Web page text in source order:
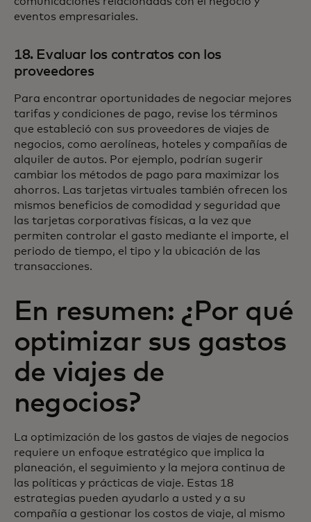
eventos empresariales.
18. Evaluar los contratos con los
proveedores
Para encontrar oportunidades de negociar mejores
tarifas y condiciones de pago, revise los términos
que estableció con sus proveedores de viajes de
negocios, como aerolíneas, hoteles y compañías de
alquiler de autos. Por ejemplo, podrían sugerir
cambiar los métodos de pago para maximizar los
ahorros. Las tarjetas virtuales también ofrecen los
mismos beneficios de comodidad y seguridad que
las tarjetas corporativas físicas, a la vez que
permiten controlar el gasto mediante el importe, el
periodo de tiempo, el tipo y la ubicación de las
transacciones.
En resumen: ¿Por qué
optimizar sus gastos
de viajes de
negocios?
La optimización de los gastos de viajes de negocios
requiere un enfoque estratégico que implica la
planeación, el seguimiento y la mejora continua de
las políticas y prácticas de viaje. Estas 18
estrategias pueden ayudarlo a usted y a su
compañía a gestionar los costos de viaje, al mismo